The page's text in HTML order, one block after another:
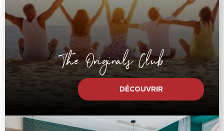
The Originals Club
DÉCOUVRIR